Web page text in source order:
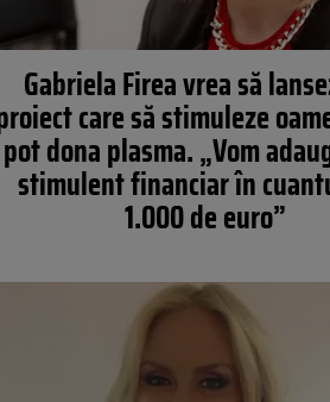
Gabriela Firea vrea să
care să stimuleze
pot dona plasma. „Vom
stimulent financiar în
1.000 de euro”